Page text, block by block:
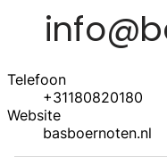
Telefoon
+31180820180
Website
basboernoten.nl